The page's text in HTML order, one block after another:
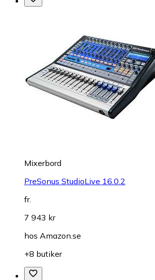
Mixerbord
PreSonus StudioLive 16.0.2
fr.
7 943 kr
hos Amazon.se
+8 butiker